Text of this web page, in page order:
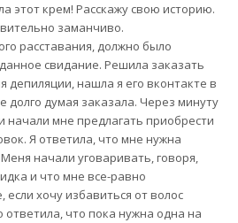
этот крем! Расскажу свою историю.
заманчиво.
расставания, должно было
свидание. Решила заказать
депиляции, нашла я его вконтакте в
долго думая заказала. Через минуту
начали мне предлагать приобрести
Я ответила, что мне нужна
начали уговаривать, говоря,
и что мне все-равно
хочу избавиться от волос
ответила, что пока нужна одна на